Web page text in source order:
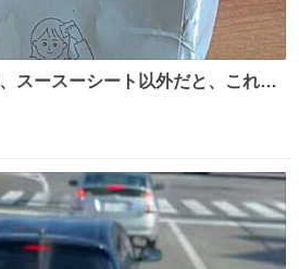
スースーシート以外だと、これが
2年くらい前に #生活は踊る で紹
もおばさんにもオススメだ。ドラ
の。耳裏襟足首筋がんがん拭いて